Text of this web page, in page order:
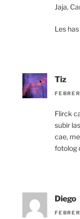
Jaja,
Les
Tiz
Flirck
subir
cae,
fotolog
Diego